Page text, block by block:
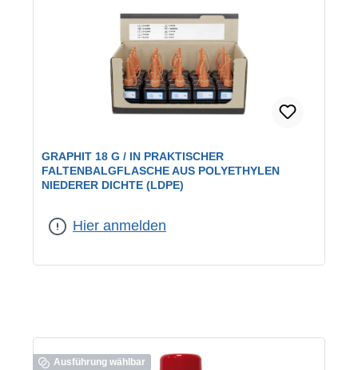
GRAPHIT 18 G / IN PRAKTISCHER
FALTENBALGFLASCHE AUS POLYETHYLEN
NIEDERER DICHTE (LDPE)
Hier anmelden
Ausführung wählbar